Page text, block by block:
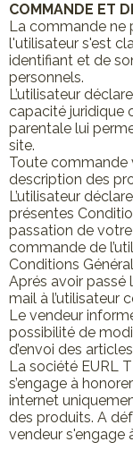
COMMANDE ET
La commande ne
l'utilisateur s'est
identifiant et de
personnels.
L’utilisateur
capacité juridique
parentale lui
site.
Toute commande
description des
L’utilisateur
présentes
passation de
commande de
Conditions
Aprés avoir passé
mail à l’utilisateur
Le vendeur
possibilité de
d’envoi des
La société EURL
s’engage à
internet
des produits. A
vendeur s'engage